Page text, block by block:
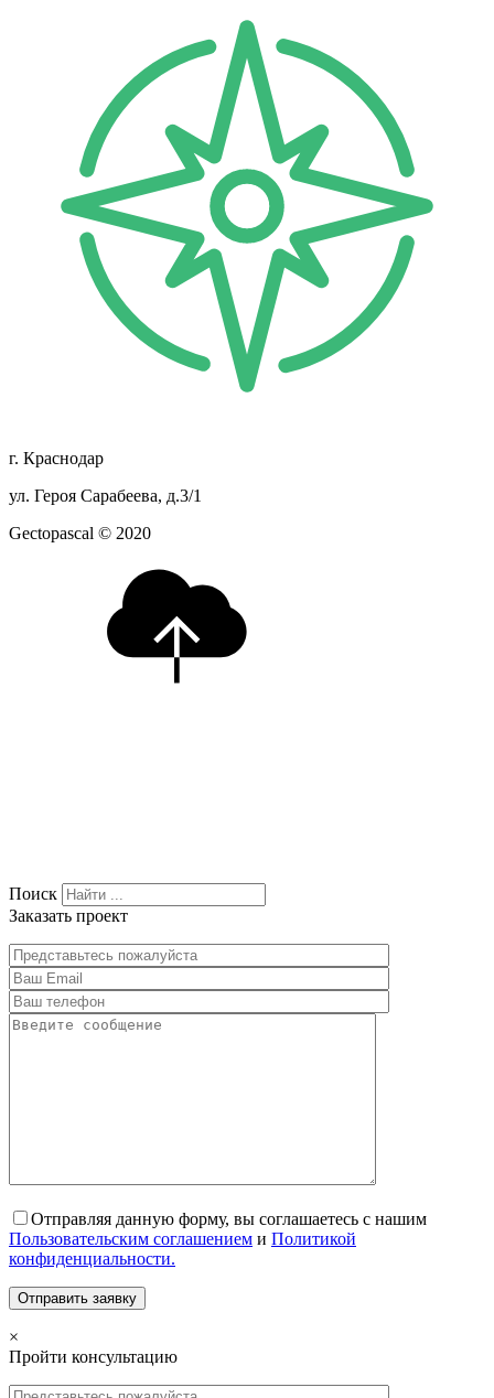
г. Краснодар
ул. Героя Сарабеева, д.3/1
Gectopascal © 2020
Поиск
Заказать проект
Отправляя данную форму, вы соглашаетесь с нашим
Пользовательским соглашением и Политикой
конфиденциальности.
×
Пройти консультацию